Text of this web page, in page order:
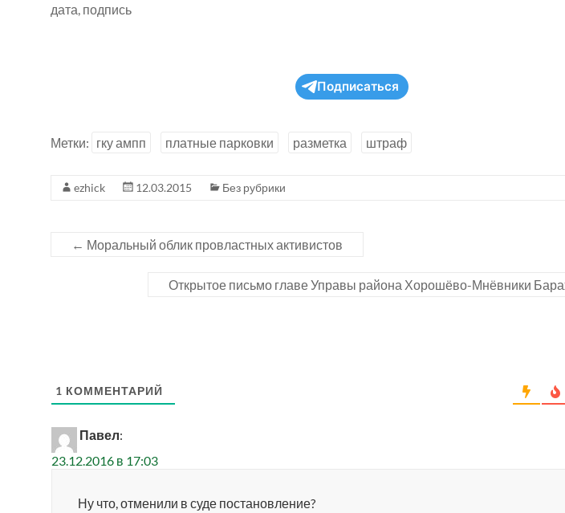
дата, подпись
Подписаться
Метки: гку ампп платные парковки разметка штраф
ezhick 12.03.2015 Без рубрики
← Моральный облик провластных активистов
Открытое письмо главе Управы района Хорошёво-Мнёвники
1 КОММЕНТАРИЙ
Павел:
23.12.2016 в 17:03
Ну что, отменили в суде постановление?